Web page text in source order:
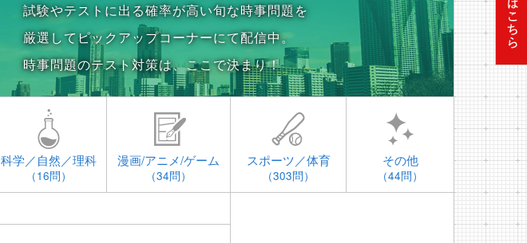
試験やテストに出る確率が高い旬な時事問題を
厳選してピックアップコーナーにて配信中。
時事問題のテスト対策は、ここで決まり！
科学／自然／理科
（16問）
漫画/アニメ/ゲーム
（34問）
スポーツ／体育
（303問）
その他
（44問）